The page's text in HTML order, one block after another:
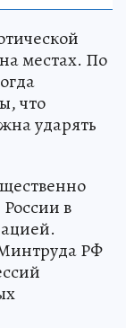
местах. По
что
ударять
в
РФ